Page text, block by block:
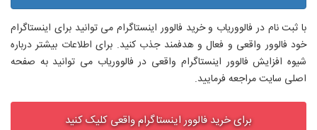
با ثبت نام در فالووریاب و خرید فالوور اینستاگرام می توانید برای اینستاگرام
خود فالوور واقعی و فعال و هدفمند جذب کنید. برای اطلاعات بیشتر درباره
شیوه افزایش فالوور اینستاگرام واقعی در فالووریاب می توانید به صفحه
اصلی سایت مراجعه فرمایید.
برای خرید فالوور اینستاگرام واقعی کلیک کنید